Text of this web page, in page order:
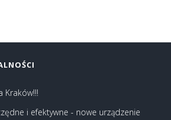
Kraków!!!
i efektywne - nowe urządzenie